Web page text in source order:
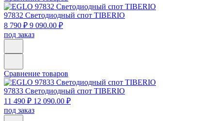
97832 Светодиодный спот TIBERIO
8 790 ₽ 9 090.00 ₽
под заказ
Сравнение товаров
97833 Светодиодный спот TIBERIO
11 490 ₽ 12 090.00 ₽
под заказ